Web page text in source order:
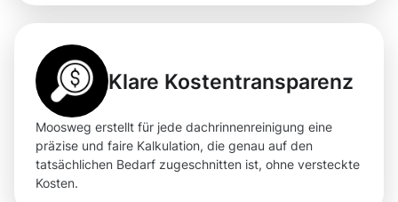
Klare Kostentransparenz
Moosweg erstellt für jede dachrinnenreinigung eine
präzise und faire Kalkulation, die genau auf den
tatsächlichen Bedarf zugeschnitten ist, ohne versteckte
Kosten.